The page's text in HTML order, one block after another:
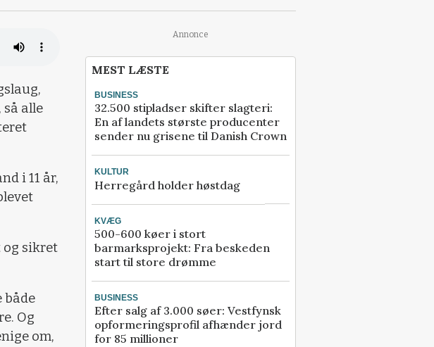
alle
i 11 år,
og sikret
både
Og
om,
Annonce
MEST LÆSTE
BUSINESS
32.500 stipladser skifter slagteri:
En af landets største producenter
sender nu grisene til Danish Crown
KULTUR
Herregård holder høstdag
KVÆG
500-600 køer i stort
barmarksprojekt: Fra beskeden
start til store drømme
BUSINESS
Efter salg af 3.000 søer: Vestfynsk
opformeringsprofil afhænder jord
for 85 millioner